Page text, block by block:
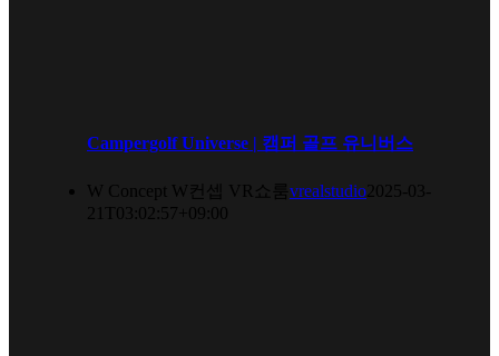
Campergolf Universe | 캠퍼 골프 유니버스
W Concept W컨셉 VR쇼룸vrealstudio 2025-03-
21T03:02:57+09:00